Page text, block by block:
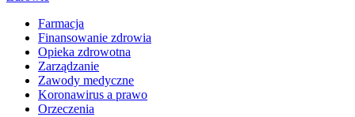
Farmacja
Finansowanie zdrowia
Opieka zdrowotna
Zarządzanie
Zawody medyczne
Koronawirus a prawo
Orzeczenia